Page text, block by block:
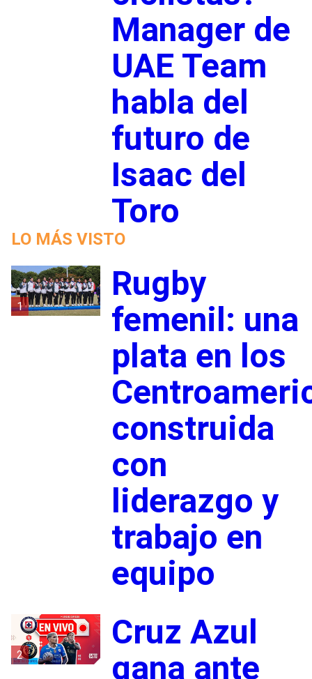
Manager de
UAE Team
habla del
futuro de
Isaac del
Toro
LO MÁS VISTO
1
Rugby
femenil: una
plata en los
construida
con
liderazgo y
trabajo en
equipo
2
Cruz Azul
gana ante